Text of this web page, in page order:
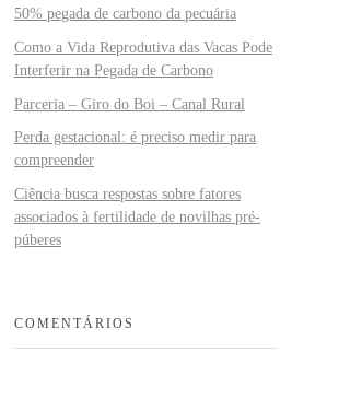
50% pegada de carbono da pecuária
Como a Vida Reprodutiva das Vacas Pode
Interferir na Pegada de Carbono
Parceria – Giro do Boi – Canal Rural
Perda gestacional: é preciso medir para
compreender
Ciência busca respostas sobre fatores
associados à fertilidade de novilhas pré-
púberes
COMENTÁRIOS